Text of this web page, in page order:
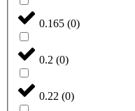
0.165 (0)
0.2 (0)
0.22 (0)